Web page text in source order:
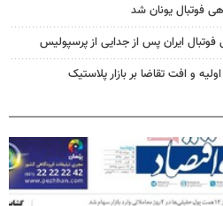
فوتبال یونان شد
ایران پس از جدایی از پرسپولیس
و افت تقاضا بر بازار پلاستیک